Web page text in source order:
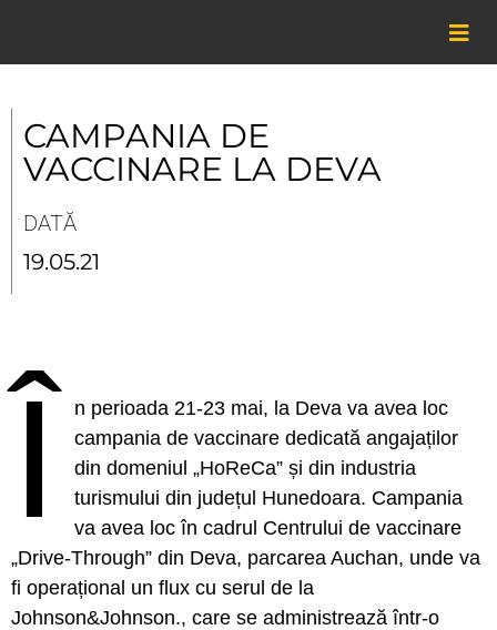
content
CAMPANIA DE
VACCINARE LA DEVA
DATĂ
19.05.21
Î
n perioada 21-23 mai, la Deva va avea loc
campania de vaccinare dedicată angajaților
din domeniul „HoReCa” și din industria
turismului din județul Hunedoara. Campania
va avea loc în cadrul Centrului de vaccinare
„Drive-Through” din Deva, parcarea Auchan, unde va
fi operațional un flux cu serul de la
Johnson&Johnson., care se administrează într-o